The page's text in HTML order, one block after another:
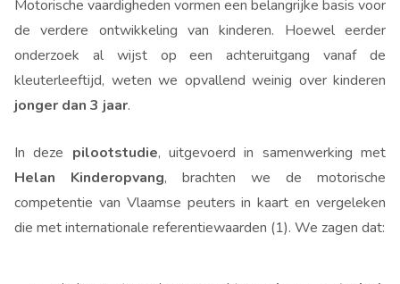
Motorische vaardigheden vormen een belangrijke basis voor
de verdere ontwikkeling van kinderen. Hoewel eerder
onderzoek al wijst op een achteruitgang vanaf de
kleuterleeftijd, weten we opvallend weinig over kinderen
jonger dan 3 jaar.
In deze pilootstudie, uitgevoerd in samenwerking met
Helan Kinderopvang, brachten we de motorische
competentie van Vlaamse peuters in kaart en vergeleken
die met internationale referentiewaarden (1). We zagen dat: